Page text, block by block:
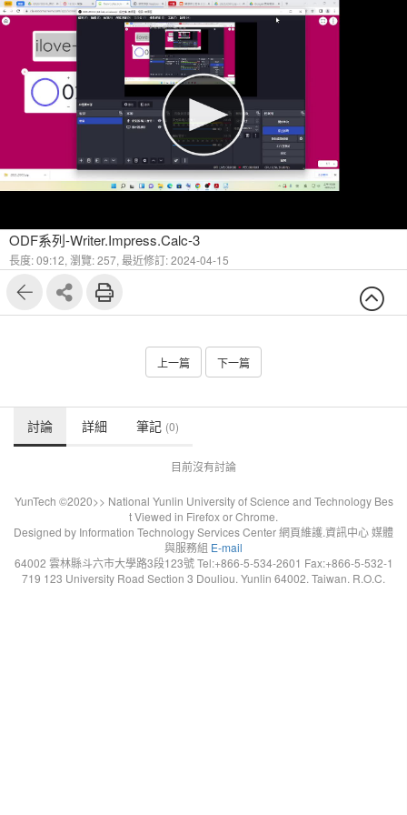
ODF系列-Writer.Impress.Calc-3
長度: 09:12, 瀏覽: 257, 最近修訂: 2024-04-15
上一篇 下一篇
討論 詳細 筆記 (0)
目前沒有討論
YunTech ©2020>> National Yunlin University of Science and Technology Bes
t Viewed in Firefox or Chrome.
Designed by Information Technology Services Center 網頁維護.資訊中心 媒體
與服務組 E-mail
64002 雲林縣斗六市大學路3段123號 Tel:+866-5-534-2601 Fax:+866-5-532-1
719 123 University Road Section 3 Douliou. Yunlin 64002. Taiwan. R.O.C.